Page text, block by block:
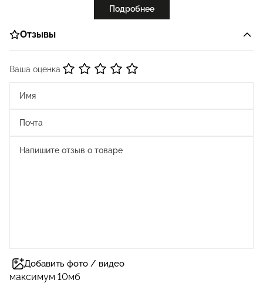
Подробнее
Отзывы
Ваша оценка
Добавить фото / видео
максимум 10мб